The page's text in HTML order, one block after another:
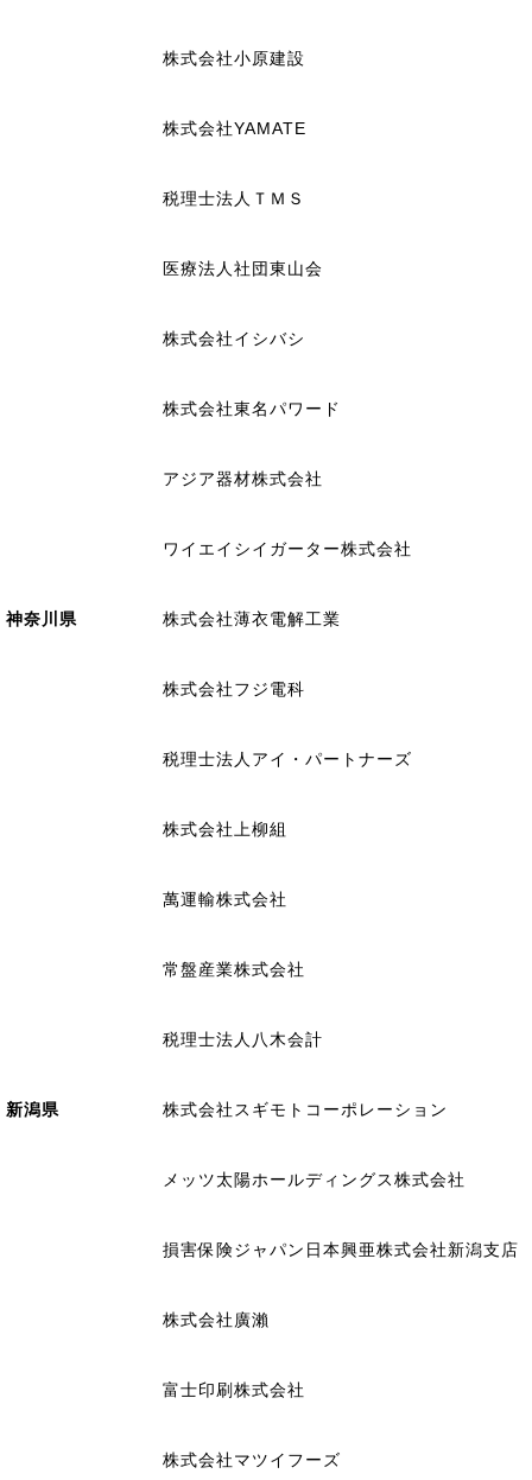
株式会社小原建設
株式会社YAMATE
税理士法人ＴＭＳ
医療法人社団東山会
株式会社イシバシ
株式会社東名パワード
アジア器材株式会社
ワイエイシイガーター株式会社
神奈川県 株式会社薄衣電解工業
株式会社フジ電科
税理士法人アイ・パートナーズ
株式会社上柳組
萬運輸株式会社
常盤産業株式会社
税理士法人八木会計
新潟県 株式会社スギモトコーポレーション
メッツ太陽ホールディングス株式会社
損害保険ジャパン日本興亜株式会社新潟支店
株式会社廣瀨
富士印刷株式会社
株式会社マツイフーズ